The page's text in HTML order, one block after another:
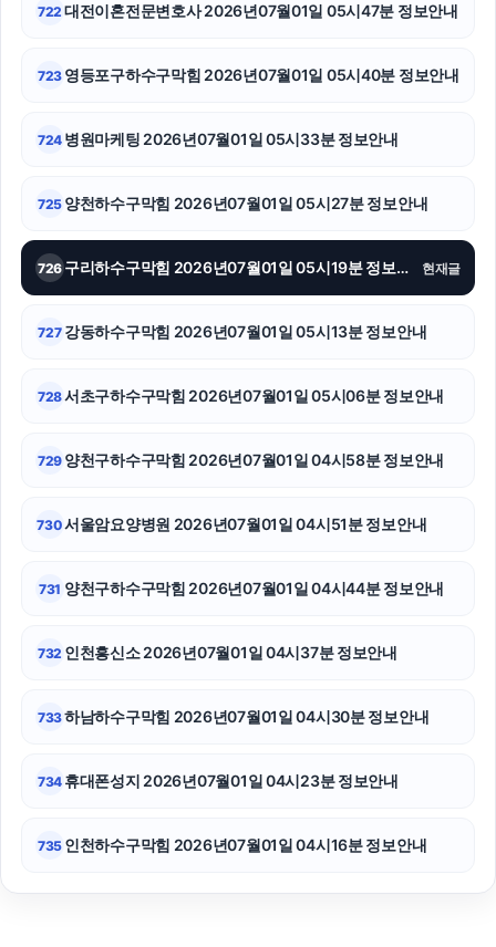
강동구하수구막힘
송파하수구막힘
수원학교폭력변호사
강남상간녀소송변호사
용인흥신소
광교피부과
722 대전이혼전문변호사 2026년07월01일 05시47분 정보안내
723 영등포구하수구막힘 2026년07월01일 05시40분 정보안내
724 병원마케팅 2026년07월01일 05시33분 정보안내
725 양천하수구막힘 2026년07월01일 05시27분 정보안내
726 구리하수구막힘 2026년07월01일 05시19분 정보안내 현재글
727 강동하수구막힘 2026년07월01일 05시13분 정보안내
728서초구하수구막힘 2026년07월01일 05시06분 정보안내
729 양천구하수구막힘 2026년07월01일 04시58분 정보안내
730서울암요양병원 2026년07월01일 04시51분 정보안내
731 양천구하수구막힘 2026년07월01일 04시44분 정보안내
732 인천흥신소 2026년07월01일 04시37분 정보안내
733하남하수구막힘 2026년07월01일 04시30분 정보안내
734 휴대폰성지 2026년07월01일 04시23분 정보안내
735 인천하수구막힘 2026년07월01일 04시16분 정보안내